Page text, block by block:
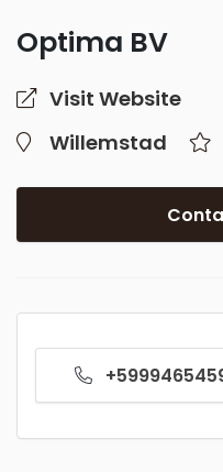
Optima BV
Visit Website
Willemstad